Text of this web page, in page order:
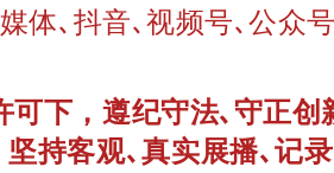
体､抖音､视频号､公众
可下，遵纪守法､守正创
持客观､真实展播､记